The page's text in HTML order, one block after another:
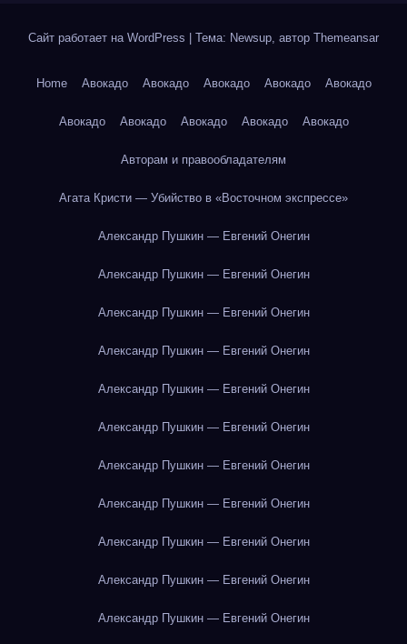
Сайт работает на WordPress Тема: Newsup, автор Themeansar
Home Авокадо Авокадо Авокадо Авокадо Авокадо
Авокадо Авокадо Авокадо Авокадо Авокадо
Авторам и правообладателям
Агата Кристи — Убийство в «Восточном экспрессе»
Александр Пушкин — Евгений Онегин
Александр Пушкин — Евгений Онегин
Александр Пушкин — Евгений Онегин
Александр Пушкин — Евгений Онегин
Александр Пушкин — Евгений Онегин
Александр Пушкин — Евгений Онегин
Александр Пушкин — Евгений Онегин
Александр Пушкин — Евгений Онегин
Александр Пушкин — Евгений Онегин
Александр Пушкин — Евгений Онегин
Александр Пушкин — Евгений Онегин